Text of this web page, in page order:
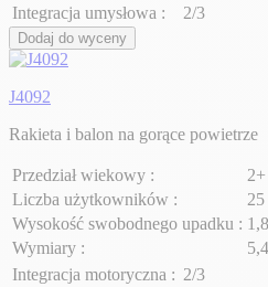
Integracja umysłowa : 2/3
Dodaj do wyceny
J4092
Rakieta i balon na gorące powietrze
Przedział wiekowy :
2+
Liczba użytkowników :
Wysokość swobodnego upadku :
Wymiary :
Integracja motoryczna : 2/3